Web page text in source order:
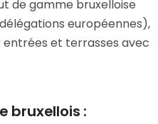
de gamme bruxelloise
européennes),
et terrasses avec
bruxellois :